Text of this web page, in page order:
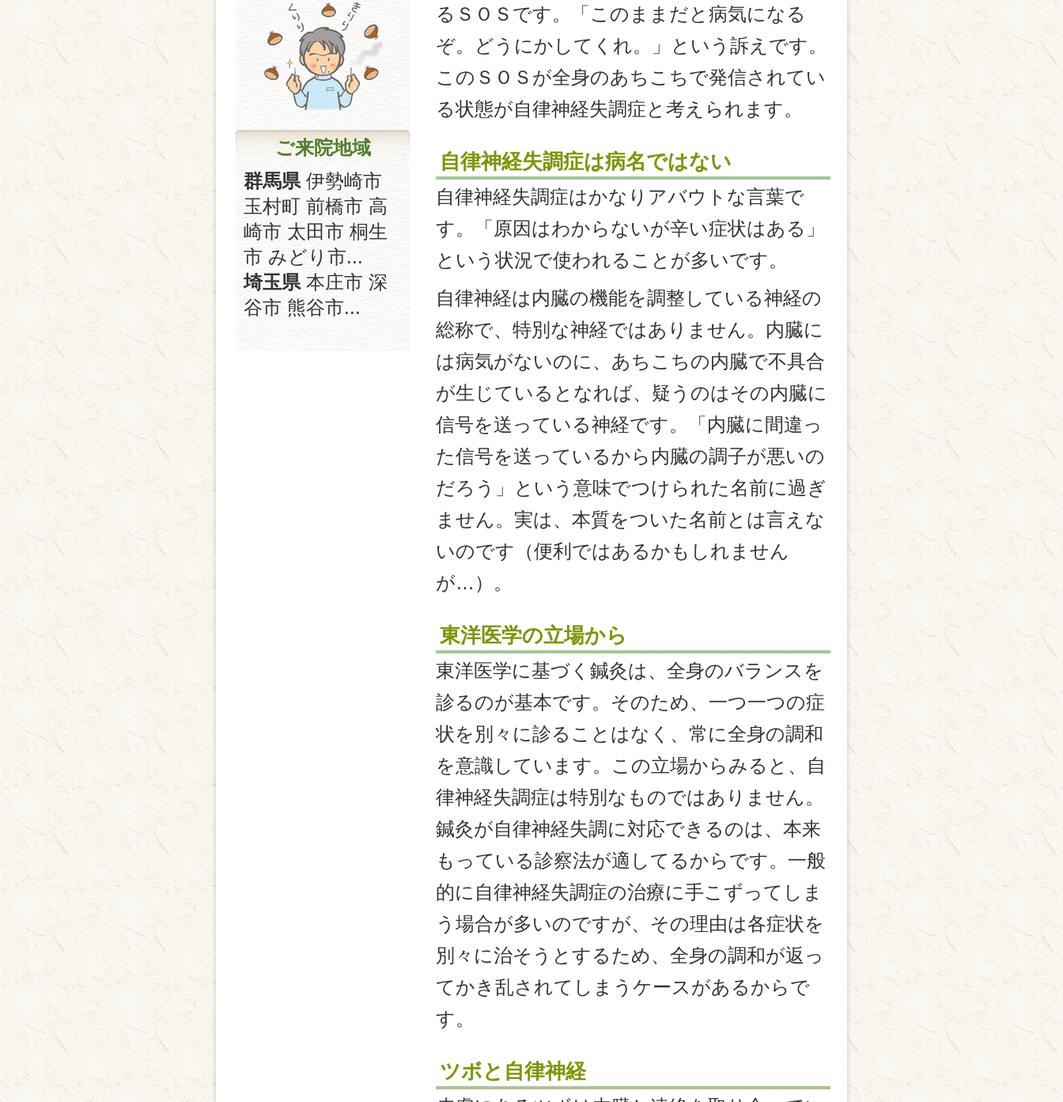
るＳＯＳです。「このままだと病気になる
ぞ。どうにかしてくれ。」という訴えです。
このＳＯＳが全身のあちこちで発信されてい
る状態が自律神経失調症と考えられます。
自律神経失調症は病名ではない
自律神経失調症はかなりアバウトな言葉で
す。「原因はわからないが辛い症状はある」
という状況で使われることが多いです。
自律神経は内臓の機能を調整している神経の
総称で、特別な神経ではありません。内臓に
は病気がないのに、あちこちの内臓で不具合
が生じているとなれば、疑うのはその内臓に
信号を送っている神経です。「内臓に間違っ
た信号を送っているから内臓の調子が悪いの
だろう」という意味でつけられた名前に過ぎ
ません。実は、本質をついた名前とは言えな
いのです（便利ではあるかもしれません
が…）。
東洋医学の立場から
東洋医学に基づく鍼灸は、全身のバランスを
診るのが基本です。そのため、一つ一つの症
状を別々に診ることはなく、常に全身の調和
を意識しています。この立場からみると、自
律神経失調症は特別なものではありません。
鍼灸が自律神経失調に対応できるのは、本来
もっている診察法が適してるからです。一般
的に自律神経失調症の治療に手こずってしま
う場合が多いのですが、その理由は各症状を
別々に治そうとするため、全身の調和が返っ
てかき乱されてしまうケースがあるからで
す。
ツボと自律神経
ご来院地域
群馬県伊勢崎市
玉村町 前橋市 高
崎市 太田市 桐生
市 みどり市...
埼玉県本庄市 深
谷市 熊谷市...